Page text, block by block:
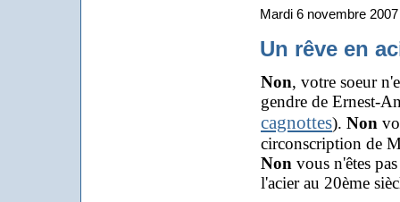
Mardi 6 novembre 2007
Un rêve en
Non, votre soeur
gendre de Ernest-
cagnottes). Non
circonscription de
Non vous n'êtes
l'acier au 20ème